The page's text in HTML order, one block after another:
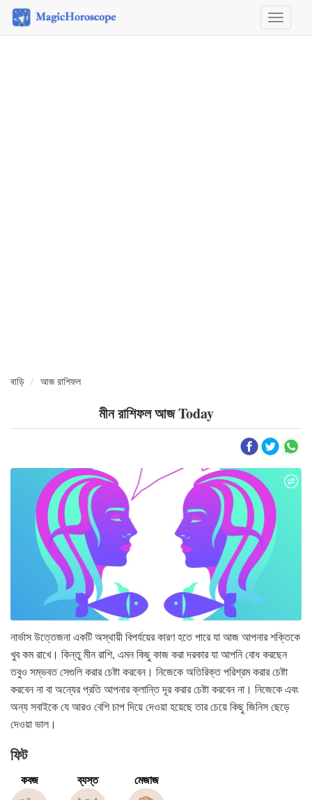
&
বাড়ি আজ রাশিফল
মীন রাশিফল আজ Today
নার্ভাস উত্তেজনা একটি অস্থায়ী বিপর্যয়ের কারণ হতে পারে যা আজ আপনার শক্তিকে
খুব কম রাখে। কিন্তু মীন রাশি, এমন কিছু কাজ করা দরকার যা আপনি বোধ করছেন
তবুও সম্ভবত সেগুলি করার চেষ্টা করবেন। নিজেকে অতিরিক্ত পরিশ্রম করার চেষ্টা
করবেন না বা অন্যের প্রতি আপনার ক্লান্তি দূর করার চেষ্টা করবেন না। নিজেকে এবং
অন্য সবাইকে যে আরও বেশি চাপ দিয়ে দেওয়া হয়েছে তার চেয়ে কিছু জিনিস ছেড়ে
দেওয়া ভাল।
ফিট
কবজ ব্যস্ত মেজাজ